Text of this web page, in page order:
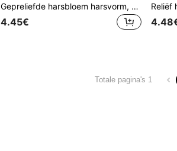
Gepreliefde harsbloem harsvorm, realistische gedroogde bloemblaadjes voor scrapbooking DIY kaarsaccessoires sieraden maken.
4.45€
Totale pagina's 1